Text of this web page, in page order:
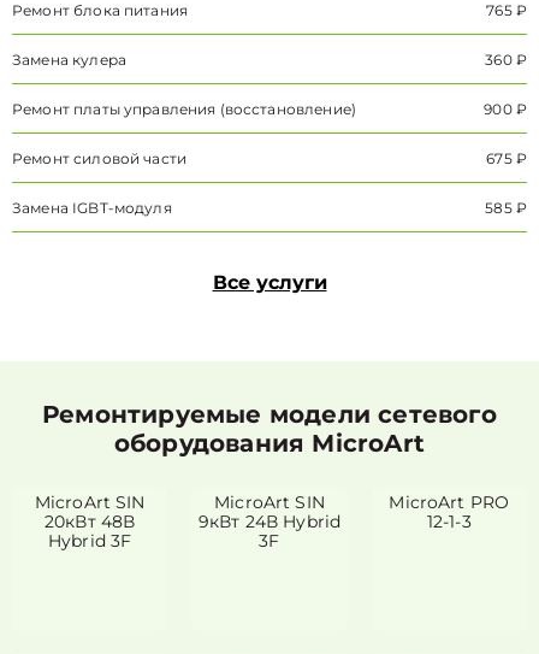
Ремонт блока питания 765 ₽
Замена кулера 360 ₽
Ремонт платы управления (восстановление) 900 ₽
Ремонт силовой части 675 ₽
Замена IGBT-модуля 585 ₽
Все услуги
Ремонтируемые модели сетевого
оборудования MicroArt
MicroArt SIN
20кВт 48В
Hybrid 3F
MicroArt SIN
9кВт 24В Hybrid
3F
MicroArt PRO
12-1-3